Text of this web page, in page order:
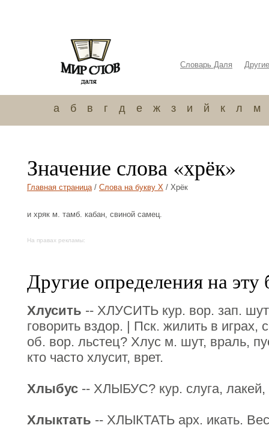
Словарь Даля
а б в г д е ж з и й к л м
Значение слова «хрёк»
Главная страница/ Слова на букву Х / Хрёк
и хряк м. тамб. кабан, свиной самец.
На правах рекламы:
Другие определения на эту
Хлусить -- ХЛУСИТЬ кур. вор. зап.
говорить вздор. | Пск. жилить в играх,
об. вор. льстец? Хлус м. шут, враль,
кто часто хлусит, врет.
Хлыбус -- ХЛЫБУС? кур. слуга, лакей,
Хлыктать -- ХЛЫКТАТЬ арх. икать.